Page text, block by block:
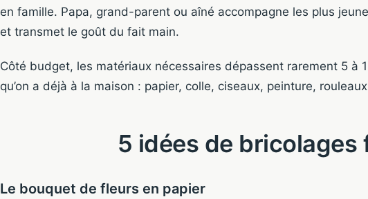
en famille. Papa, grand-parent ou aîné accompagne les plus
et transmet le goût du fait main.
Côté budget, les matériaux nécessaires dépassent rarement 5 à
qu’on a déjà à la maison : papier, colle, ciseaux, peinture,
5 idées de bricolages
Le bouquet de fleurs en papier